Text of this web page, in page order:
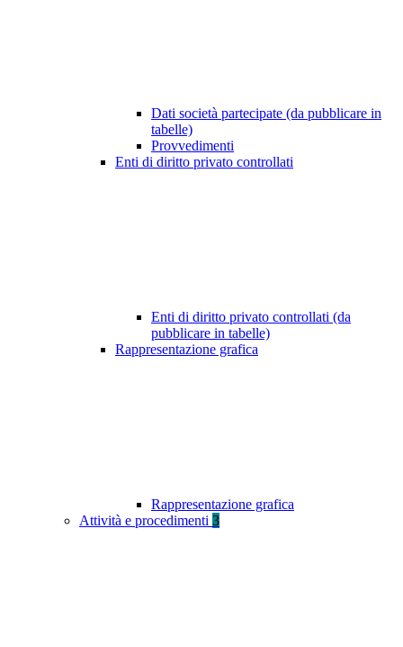
Dati società partecipate (da pubblicare in
tabelle)
Provvedimenti
Enti di diritto privato controllati
Enti di diritto privato controllati (da
pubblicare in tabelle)
Rappresentazione grafica
Rappresentazione grafica
Attività e procedimenti 3